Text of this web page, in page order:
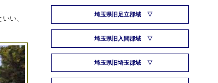
い、
埼玉県旧足立郡域
埼玉県旧入間郡域
埼玉県旧埼玉郡域